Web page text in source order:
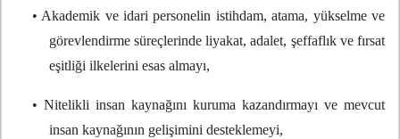
• Akademik ve idari personelin istihdam, atama, yükselme ve
görevlendirme süreçlerinde liyakat, adalet, şeffaflık ve fırsat
eşitliği ilkelerini esas almayı,
• Nitelikli insan kaynağını kuruma kazandırmayı ve mevcut
insan kaynağının gelişimini desteklemeyi,